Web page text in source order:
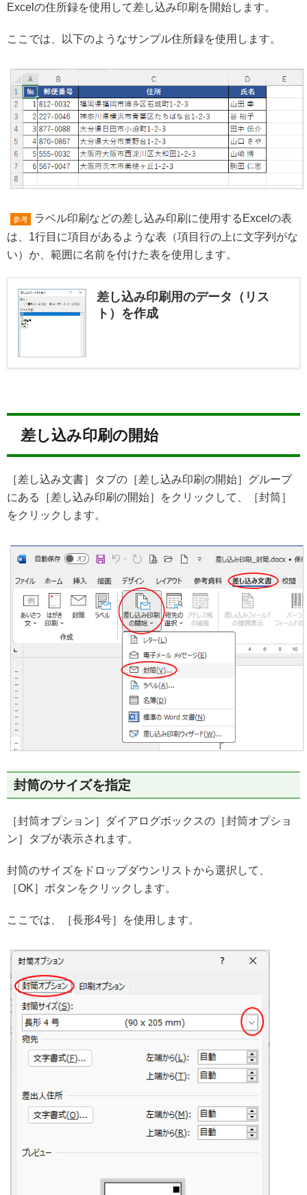
Excelの住所録を使用して差し込み印刷を開始します。
ここでは、以下のようなサンプル住所録を使用します。
参考
ラベル印刷などの差し込み印刷に使用するExcelの表
は、1行目に項目があるような表（項目行の上に文字列がな
い）か、範囲に名前を付けた表を使用します。
差し込み印刷用のデータ（リス
ト）を作成
差し込み印刷の開始
［差し込み文書］タブの［差し込み印刷の開始］グループ
にある［差し込み印刷の開始］をクリックして、［封筒］
をクリックします。
封筒のサイズを指定
［封筒オプション］ダイアログボックスの［封筒オプショ
ン］タブが表示されます。
封筒のサイズをドロップダウンリストから選択して、
［OK］ボタンをクリックします。
ここでは、［長形4号］を使用します。